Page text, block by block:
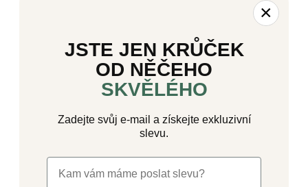
×
JSTE JEN KRŮČEK
OD NĚČEHO
SKVĚLÉHO
Zadejte svůj e-mail a získejte exkluzivní
slevu.